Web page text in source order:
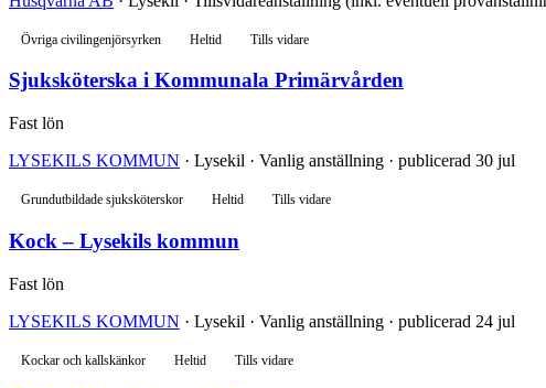
Övriga civilingenjörsyrken Heltid Tills vidare
Sjuksköterska i Kommunala Primärvården
Fast lön
LYSEKILS KOMMUN · Lysekil · Vanlig anställning · publicerad 30 jul
Grundutbildade sjuksköterskor Heltid Tills vidare
Kock – Lysekils kommun
Fast lön
LYSEKILS KOMMUN · Lysekil · Vanlig anställning · publicerad 24 jul
Kockar och kallskänkor Heltid Tills vidare